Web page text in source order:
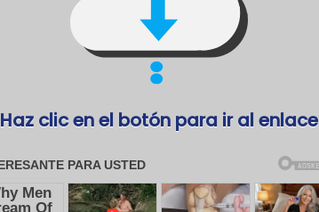
Haz clic en el botón para ir al enlace